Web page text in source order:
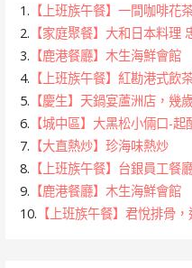
1. 【上班族午餐】一間咖啡花
2. 【家庭聚餐】大和日本料理
3. 【鹿港餐廳】木生海鮮會館
4. 【上班族午餐】紅勘港式飲
5. 【慶生】天鍋宴蘆洲店，幾
6. 【城中區】大黑松小倆口-
7. 【大直熱炒】珍海味熱炒
8. 【上班族午餐】台銀員工餐
9. 【鹿港餐廳】木生海鮮會館
10. 【上班族午餐】君悅排骨